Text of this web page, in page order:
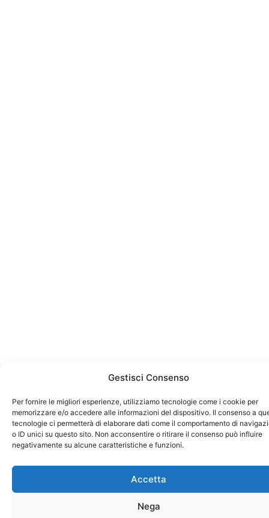
Gestisci Consenso
Per fornire le migliori esperienze, utilizziamo tecnologie come i cookie per
memorizzare e/o accedere alle informazioni del dispositivo. Il consenso a
tecnologie ci permetterà di elaborare dati come il comportamento di
o ID unici su questo sito. Non acconsentire o ritirare il consenso può influire
negativamente su alcune caratteristiche e funzioni.
Accetta
Nega